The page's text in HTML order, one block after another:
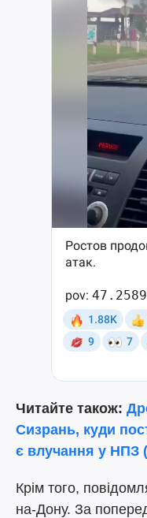
Читайте також:
Сизрань, куди
є влучання у НПЗ
Крім того,
на-Дону. За